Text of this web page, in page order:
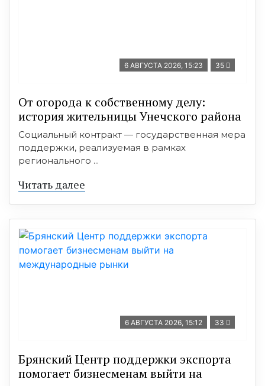
6 АВГУСТА 2026, 15:23 35
От огорода к собственному делу:
история жительницы Унечского района
Социальный контракт — государственная мера
поддержки, реализуемая в рамках
регионального ...
Читать далее
6 АВГУСТА 2026, 15:12 33
Брянский Центр поддержки экспорта
помогает бизнесменам выйти на